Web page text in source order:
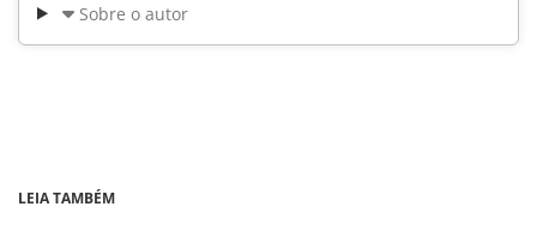
Sobre o autor
LEIA TAMBÉM